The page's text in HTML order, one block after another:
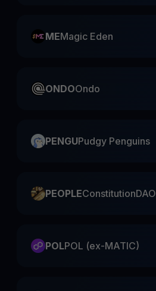
MEMagic Eden
ONDOOndo
PENGUPudgy Penguins
PEOPLEConstitutionDAO
POLPOL (ex-MATIC)